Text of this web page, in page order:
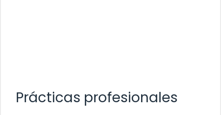
Prácticas profesionales